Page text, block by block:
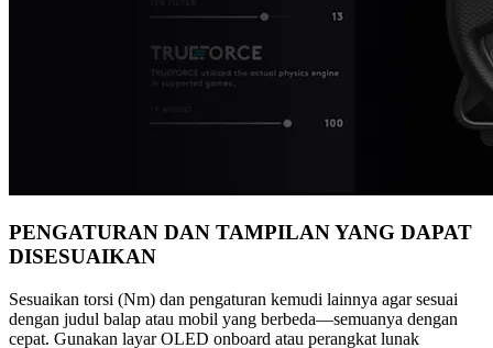
PENGATURAN DAN TAMPILAN YANG DAPAT
DISESUAIKAN
Sesuaikan torsi (Nm) dan pengaturan kemudi lainnya agar sesuai
dengan judul balap atau mobil yang berbeda—semuanya dengan
cepat. Gunakan layar OLED onboard atau perangkat lunak